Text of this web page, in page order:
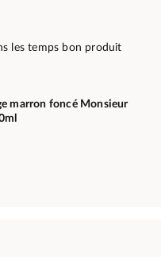
les temps bon produit
marron foncé Monsieur